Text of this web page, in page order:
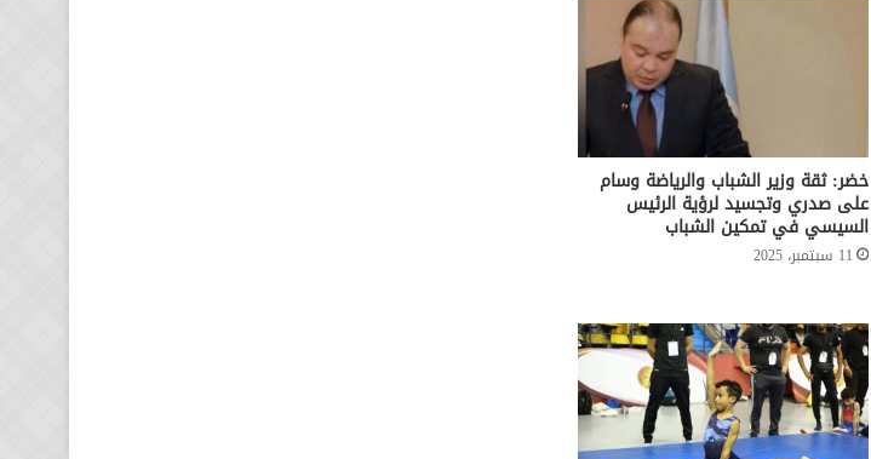
خضر: ثقة وزير الشباب والرياضة وسام
على صدري وتجسيد لرؤية الرئيس
السيسي في تمكين الشباب
11 سبتمبر، 2025